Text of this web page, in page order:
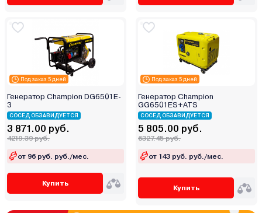
Под заказ 5 дней
Генератор Champion DG6501E-
3
СОСЕД ОБЗАВИДУЕТСЯ
3 871.00 руб.
4219.39 руб.
от 96 руб. руб./мес.
Купить
Под заказ 5 дней
Генератор Champion
GG6501ES+ATS
СОСЕД ОБЗАВИДУЕТСЯ
5 805.00 руб.
6327.45 руб.
от 143 руб. руб./мес.
Купить